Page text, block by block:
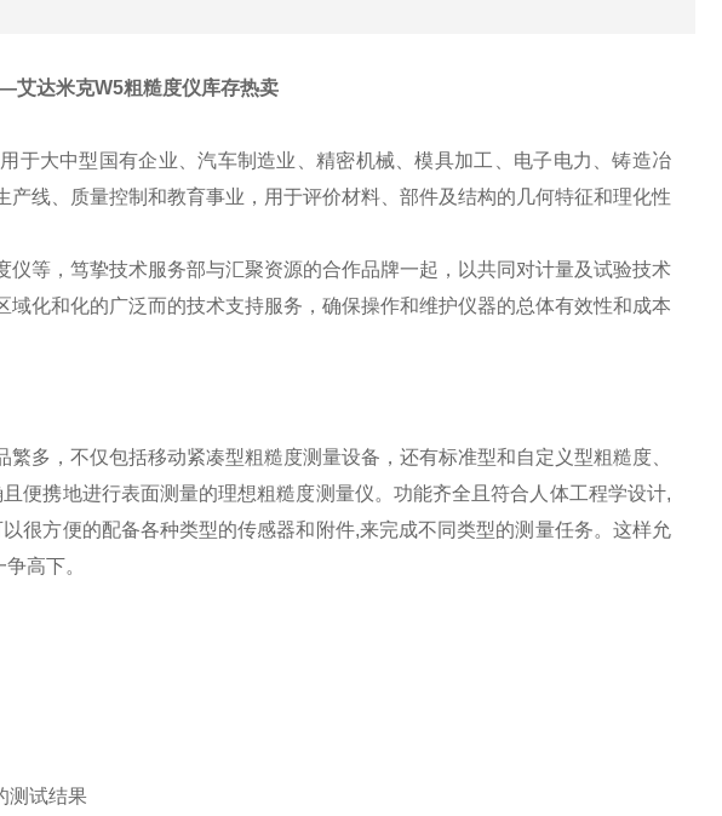
艾达米克W5粗糙度仪库存热卖
于大中型国有企业、汽车制造业、精密机械、模具加工、电子电力、铸造冶
线、质量控制和教育事业，用于评价材料、部件及结构的几何特征和理化性
仪等，笃挚技术服务部与汇聚资源的合作品牌一起，以共同对计量及试验技术
化和化的广泛而的技术支持服务，确保操作和维护仪器的总体有效性和成本
多，不仅包括移动紧凑型粗糙度测量设备，还有标准型和自定义型粗糙度、
便携地进行表面测量的理想粗糙度测量仪。功能齐全且符合人体工程学设计,
很方便的配备各种类型的传感器和附件,来完成不同类型的测量任务。这样允
高下。
测试结果